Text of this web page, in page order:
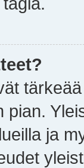
pian.
ja